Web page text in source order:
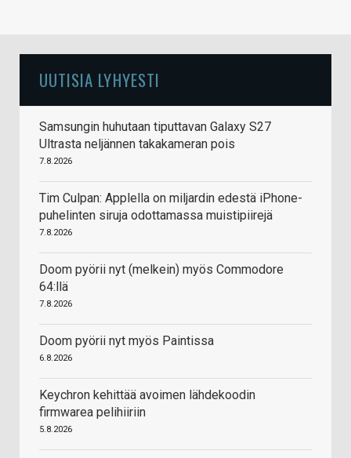
UUTISIA LYHYESTI
Samsungin huhutaan tiputtavan Galaxy S27
Ultrasta neljännen takakameran pois
7.8.2026
Tim Culpan: Applella on miljardin edestä iPhone-
puhelinten siruja odottamassa muistipiirejä
7.8.2026
Doom pyörii nyt (melkein) myös Commodore
64:llä
7.8.2026
Doom pyörii nyt myös Paintissa
6.8.2026
Keychron kehittää avoimen lähdekoodin
firmwarea pelihiiriin
5.8.2026